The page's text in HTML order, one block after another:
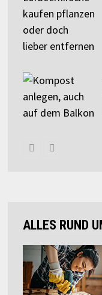
ALLES RUND